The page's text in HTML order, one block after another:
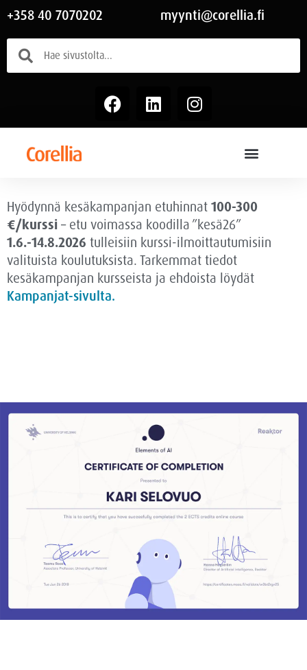
+358 40 7070202 myynti@corellia.fi
Hyödynnä kesäkampanjan etuhinnat 100-300
€/kurssi – etu voimassa koodilla ”kesä26”
1.6.-14.8.2026 tulleisiin kurssi-ilmoittautumisiin
valituista koulutuksista. Tarkemmat tiedot
kesäkampanjan kursseista ja ehdoista löydät
Kampanjat-sivulta.